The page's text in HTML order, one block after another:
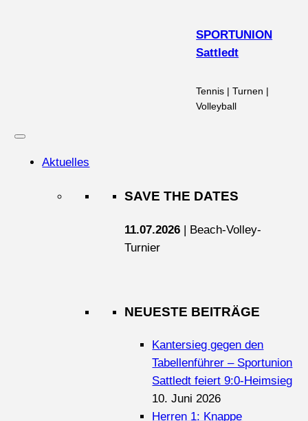
SPORTUNION
Sattledt
Tennis | Turnen |
Volleyball
Aktuelles
SAVE THE DATES
11.07.2026 | Beach-Volley-
Turnier
NEUESTE BEITRÄGE
Kantersieg gegen den
Tabellenführer – Sportunion
Sattledt feiert 9:0-Heimsieg
10. Juni 2026
Herren 1: Knappe